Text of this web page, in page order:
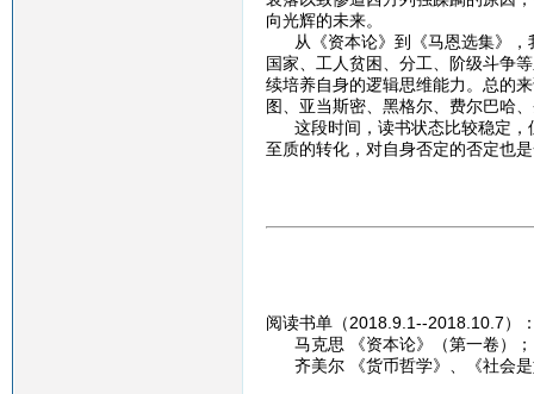
向光辉的未来。
从《资本论》到《马恩选集》，
国家、工人贫困、分工、阶级斗争
续培养自身的逻辑思维能力。总的
图、亚当斯密、黑格尔、费尔巴哈
这段时间，读书状态比较稳定，
至质的转化，对自身否定的否定也
阅读书单（2018.9.1--2018.10.7）
马克思 《资本论》（第一卷）；
齐美尔 《货币哲学》、《社会是